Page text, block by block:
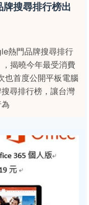
搜尋排行榜出
熱門品牌搜尋排行
揭曉今年最受消費
也首度公開平板電腦
尋排行榜，讓台灣